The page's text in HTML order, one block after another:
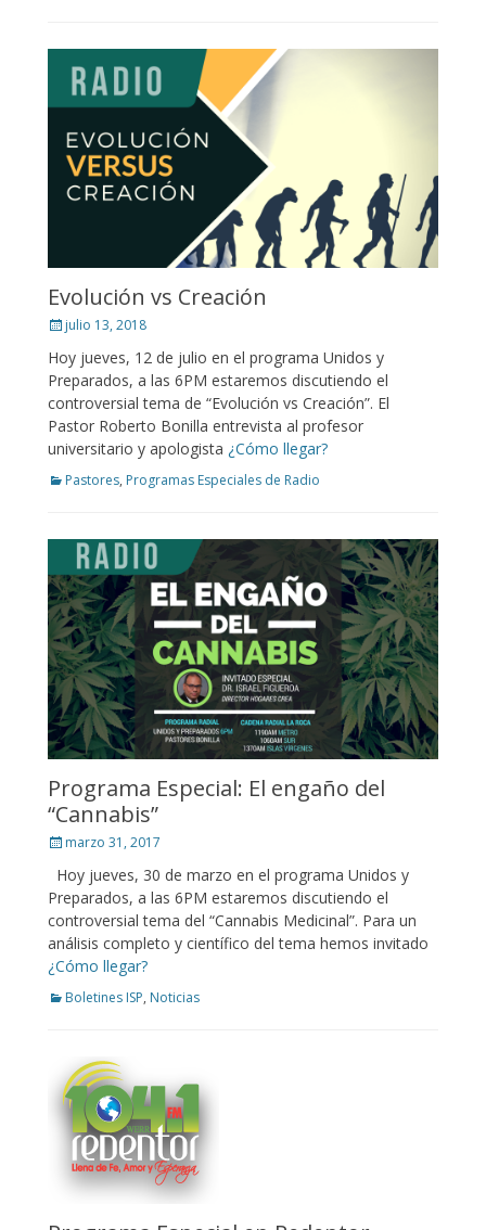
Evolución vs Creación
Posted
julio 13, 2018
Hoy jueves, 12 de julio en el programa Unidos y
Preparados, a las 6PM estaremos discutiendo el
controversial tema de “Evolución vs Creación”. El
Pastor Roberto Bonilla entrevista al profesor
universitario y apologista ¿Cómo llegar?
Categories
Pastores, Programas Especiales de Radio
Programa Especial: El engaño del
“Cannabis”
Posted
marzo 31, 2017
Hoy jueves, 30 de marzo en el programa Unidos y
Preparados, a las 6PM estaremos discutiendo el
controversial tema del “Cannabis Medicinal”. Para un
análisis completo y científico del tema hemos invitado
¿Cómo llegar?
Categories
Boletines ISP, Noticias